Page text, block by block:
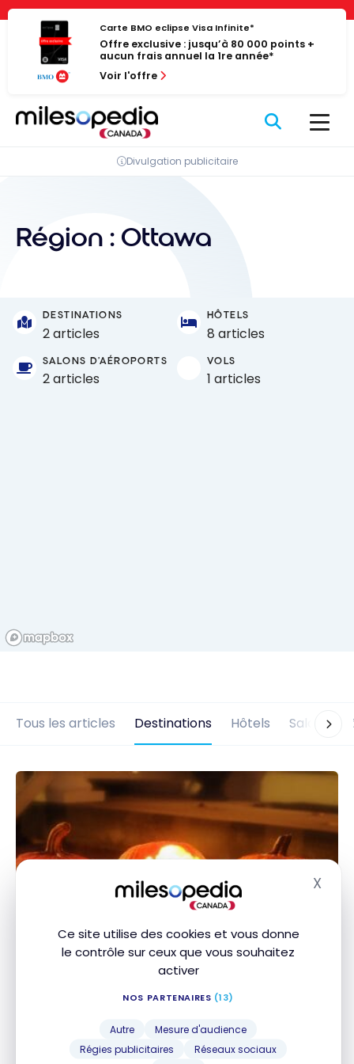
Panneau de gestion des cookies
Ce site utilise des cookies et vous donne
le contrôle sur ceux que vous souhaitez
activer
NOS PARTENAIRES (13)
Autre
Mesure d'audience
Régies publicitaires
Réseaux sociaux
X
Passer
contenu
Carte BMO eclipse Visa Infinite*
Offre exclusive : jusqu’à 80 000 points +
aucun frais annuel la 1re année*
Voir l'offre
Divulgation publicitaire
Région : Ottawa
DESTINATIONS
2 articles
HÔTELS
8 articles
SALONS D'AÉROPORTS
2 articles
VOLS
1 articles
Tous les articles Destinations Hôtels Salons
Les activités à faire à l’Halloween 2025
ACTIVITÉS EXPÉRIENCES
Les activités à faire à l’Halloween